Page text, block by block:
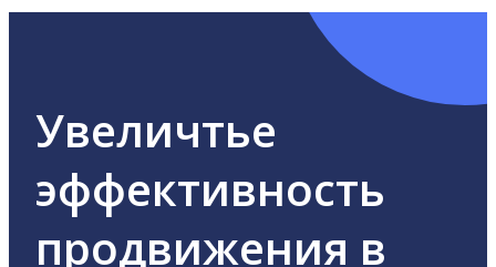
Увеличтье
эффективность
продвижения в